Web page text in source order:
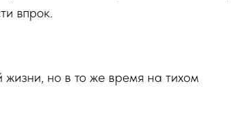
впрок.
но в то же время на тихом